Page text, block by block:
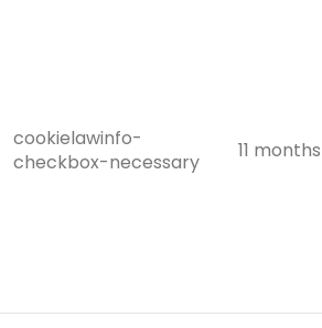
cookielawinfo-
checkbox-necessary
11 months